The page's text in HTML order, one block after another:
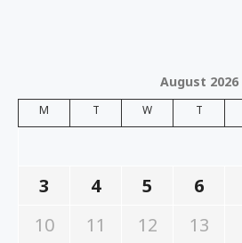
August 2026
M T W T
3
4 5 6
10
11 12 13